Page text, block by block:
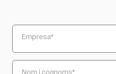
Empresa*
Nom i cognoms*